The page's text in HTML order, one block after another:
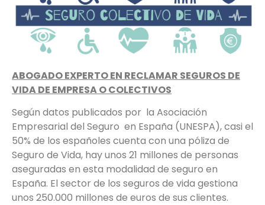
ABOGADO EXPERTO EN RECLAMAR SEGUROS DE
VIDA DE EMPRESA O COLECTIVOS
Según datos publicados por la Asociación
Empresarial del Seguro en España (UNESPA), casi el
50% de los españoles cuenta con una póliza de
Seguro de Vida, hay unos 21 millones de personas
aseguradas en esta modalidad de seguro en
España. El sector de los seguros de vida gestiona
unos 250.000 millones de euros de sus clientes.